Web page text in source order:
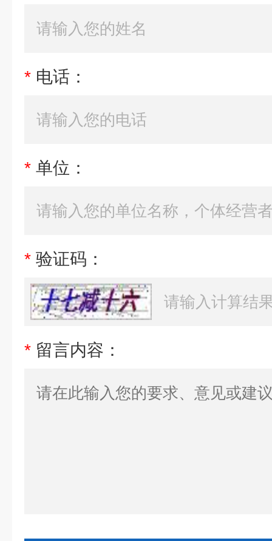
* 电话：
* 单位：
* 验证码：
* 留言内容：